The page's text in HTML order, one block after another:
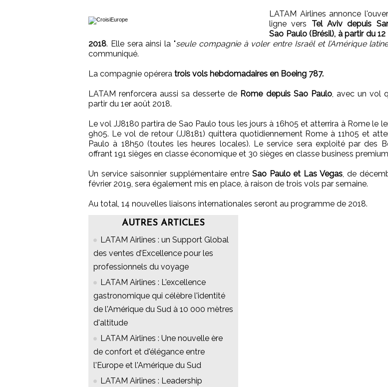
LATAM Airlines annonce
ligne vers Tel Aviv depuis
Sao Paulo (Brésil), à partir du
2018. Elle sera ainsi la "seule compagnie à voler entre Israël et l’Amérique
communiqué.
La compagnie opérera trois vols hebdomadaires en Boeing 787.
LATAM renforcera aussi sa desserte de Rome depuis Sao Paulo, avec un vol
partir du 1er août 2018.
Le vol JJ8180 partira de Sao Paulo tous les jours à 16h05 et atterrira à Rome le
9h05. Le vol de retour (JJ8181) quittera quotidiennement Rome à 11h05 et
Paulo à 18h50 (toutes les heures locales). Le service sera exploité par des
offrant 191 sièges en classe économique et 30 sièges en classe business
Un service saisonnier supplémentaire entre Sao Paulo et Las Vegas, de
février 2019, sera également mis en place, à raison de trois vols par semaine.
Au total, 14 nouvelles liaisons internationales seront au programme de 2018.
AUTRES ARTICLES
LATAM Airlines : un Support Global
des ventes d’Excellence pour les
professionnels du voyage
LATAM Airlines : L'excellence
gastronomique qui célèbre l'identité
de l'Amérique du Sud à 10 000 mètres
d'altitude
LATAM Airlines : Une nouvelle ère
de confort et d'élégance entre
l'Europe et l'Amérique du Sud
LATAM Airlines : Leadership